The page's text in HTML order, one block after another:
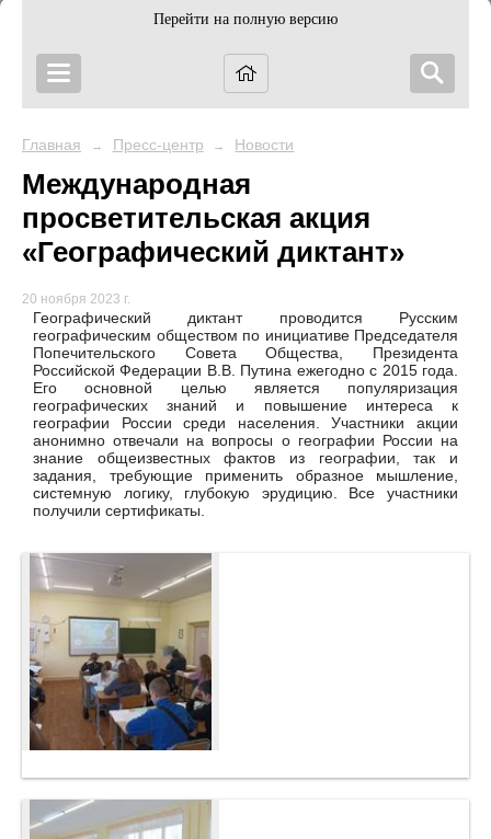
Перейти на полную версию
Главная → Пресс-центр → Новости
Международная
просветительская акция
«Географический диктант»
20 ноября 2023 г.
Географический диктант проводится Русским
географическим обществом по инициативе Председателя
Попечительского Совета Общества, Президента
Российской Федерации В.В. Путина ежегодно с 2015 года.
Его основной целью является популяризация
географических знаний и повышение интереса к
географии России среди населения.
Участники акции
анонимно отвечали на вопросы о географии России на
знание общеизвестных фактов из географии, так и
задания, требующие применить образное мышление,
системную логику, глубокую эрудицию. Все участники
получили сертификаты.